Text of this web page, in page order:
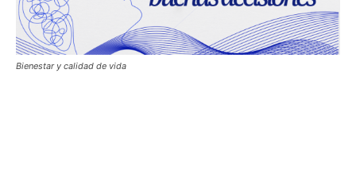
Bienestar y calidad de vida